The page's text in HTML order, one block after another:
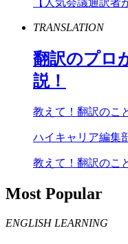
TRANSLATION
翻訳のプロ
説！
教えて！翻訳のこ
ハイキャリア編集
教えて！翻訳のこ
Most Popular
ENGLISH LEARNING